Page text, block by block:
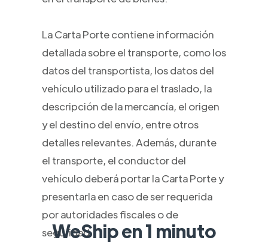
La Carta Porte contiene información
detallada sobre el transporte, como los
datos del transportista, los datos del
vehículo utilizado para el traslado, la
descripción de la mercancía, el origen
y el destino del envío, entre otros
detalles relevantes. Además, durante
el transporte, el conductor del
vehículo deberá portar la Carta Porte y
presentarla en caso de ser requerida
por autoridades fiscales o de
seguridad.
WeShip en 1 minuto